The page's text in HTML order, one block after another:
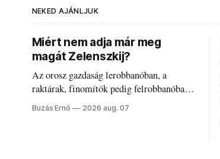
NEKED AJÁNLJUK
Miért nem adja már meg
magát Zelenszkij?
Az orosz gazdaság lerobbanóban, a
raktárak, finomítók pedig felrobbanóban.
Akárcsak az ukrán népharag, amikor
elégedetlen vezetőivel.
Buzás Ernő 2026 aug. 07